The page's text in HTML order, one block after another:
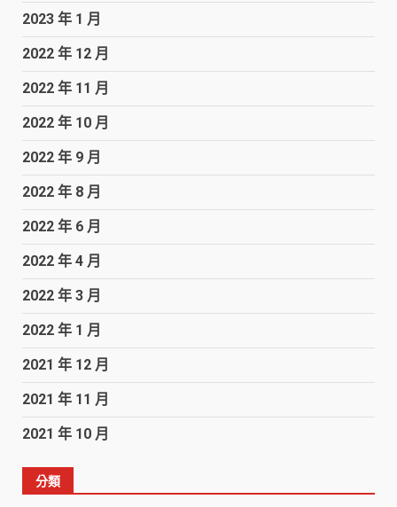
2023 年 1 月
2022 年 12 月
2022 年 11 月
2022 年 10 月
2022 年 9 月
2022 年 8 月
2022 年 6 月
2022 年 4 月
2022 年 3 月
2022 年 1 月
2021 年 12 月
2021 年 11 月
2021 年 10 月
分類